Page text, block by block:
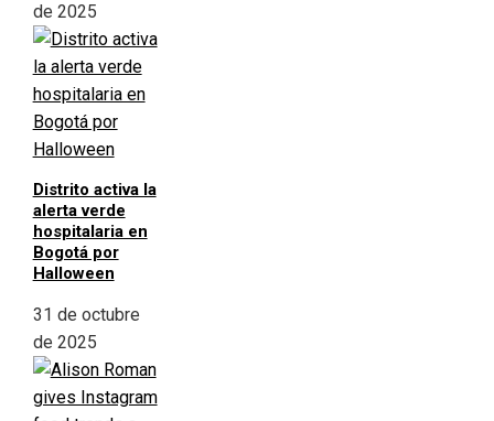
de 2025
Distrito activa la
alerta verde
hospitalaria en
Bogotá por
Halloween
31 de octubre
de 2025